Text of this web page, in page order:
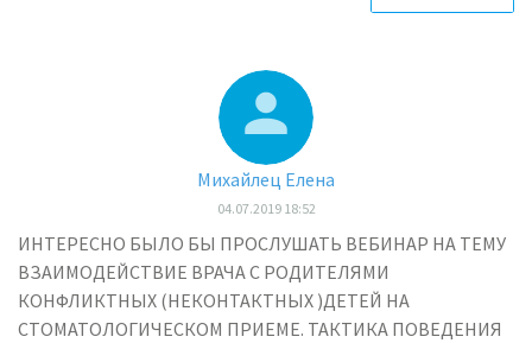
Михайлец Елена
04.07.2019 18:52
ИНТЕРЕСНО БЫЛО БЫ ПРОСЛУШАТЬ ВЕБИНАР НА ТЕМУ
ВЗАИМОДЕЙСТВИЕ ВРАЧА С РОДИТЕЛЯМИ
КОНФЛИКТНЫХ (НЕКОНТАКТНЫХ )ДЕТЕЙ НА
СТОМАТОЛОГИЧЕСКОМ ПРИЕМЕ. ТАКТИКА ПОВЕДЕНИЯ